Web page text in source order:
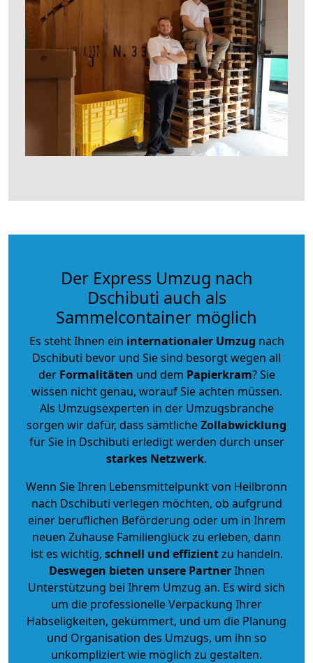
Der Express Umzug nach
Dschibuti auch als
Sammelcontainer möglich
Es steht Ihnen ein internationaler Umzug nach
Dschibuti bevor und Sie sind besorgt wegen all
der Formalitäten und dem Papierkram? Sie
wissen nicht genau, worauf Sie achten müssen.
Als Umzugsexperten in der Umzugsbranche
sorgen wir dafür, dass sämtlicheZollabwicklung
für Sie in Dschibuti erledigt werden durch unser
starkes Netzwerk.
Wenn Sie Ihren Lebensmittelpunkt von Heilbronn
nach Dschibuti verlegen möchten, ob aufgrund
einer beruflichen Beförderung oder um in Ihrem
neuen Zuhause Familienglück zu erleben, dann
ist es wichtig, schnell und effizientzu handeln.
Deswegen bieten unsere PartnerIhnen
Unterstützung bei Ihrem Umzug an. Es wird sich
um die professionelle Verpackung Ihrer
Habseligkeiten, gekümmert, und um die Planung
und Organisation des Umzugs, um ihn so
unkompliziert wie möglich zu gestalten.